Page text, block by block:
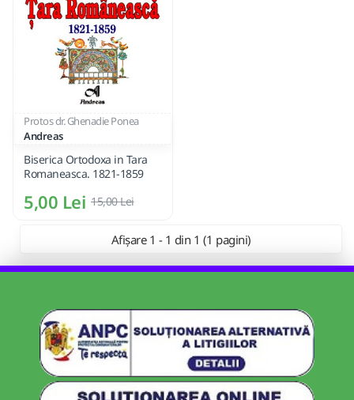
Protos dr. Ghenadie Ponea
Andreas
Biserica Ortodoxa in Tara
Romaneasca. 1821-1859
5,00 Lei 15,00 Lei
Afișare 1 - 1 din 1 (1 pagini)